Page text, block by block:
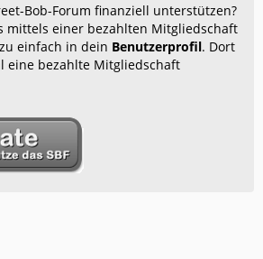
Bob-Forum finanziell unterstützen?
mittels einer bezahlten Mitgliedschaft
einfach in dein Benutzerprofil. Dort
eine bezahlte Mitgliedschaft